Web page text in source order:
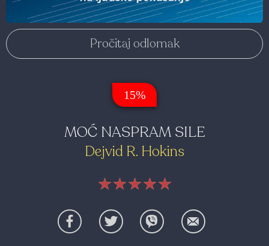
Pročitaj odlomak
15%
MOĆ NASPRAM SILE
Dejvid R. Hokins
★★★★★
★★★★★
★★★★★